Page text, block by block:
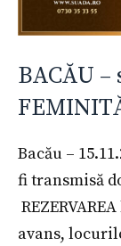
BACĂU
Bacău –
fi transmisă
avans,